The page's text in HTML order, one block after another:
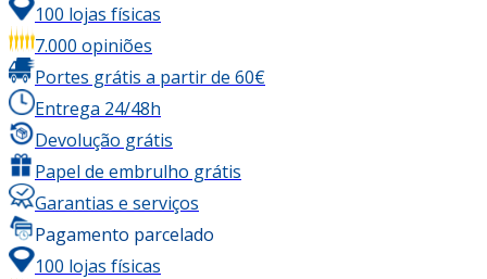
100 lojas físicas
7.000 opiniões
Portes grátis a partir de 60€
Entrega 24/48h
Devolução grátis
Papel de embrulho grátis
Garantias e serviços
Pagamento parcelado
100 lojas físicas